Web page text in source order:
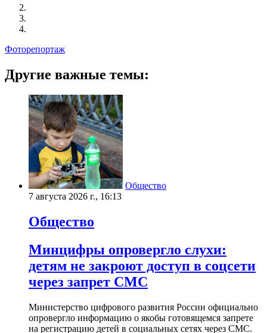
Фоторепортаж
Другие важные темы:
Общество
7 августа 2026 г., 16:13
Общество
Минцифры опровергло слухи:
детям не закроют доступ в соцсети
через запрет СМС
Министерство цифрового развития России официально
опровергло информацию о якобы готовящемся запрете
на регистрацию детей в социальных сетях через СМС.